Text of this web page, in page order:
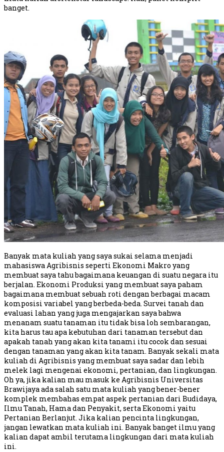
banget.
Banyak mata kuliah yang saya sukai selama menjadi
mahasiswa Agribisnis seperti Ekonomi Makro yang
membuat saya tahu bagaimana keuangan di suatu negara itu
berjalan. Ekonomi Produksi yang membuat saya paham
bagaimana membuat sebuah roti dengan berbagai macam
komposisi variabel yang berbeda-beda. Survei tanah dan
evaluasi lahan yang juga mengajarkan saya bahwa
menanam suatu tanaman itu tidak bisa loh sembarangan,
kita harus tau apa kebutuhan dari tanaman tersebut dan
apakah tanah yang akan kita tanami itu cocok dan sesuai
dengan tanaman yang akan kita tanam. Banyak sekali mata
kuliah di Agribisnis yang membuat saya sadar dan lebih
melek lagi mengenai ekonomi, pertanian, dan lingkungan.
Oh ya, jika kalian mau masuk ke Agribisnis Universitas
Brawijaya ada salah satu mata kuliah yang bener-bener
komplek membahas empat aspek pertanian dari Budidaya,
Ilmu Tanah, Hama dan Penyakit, serta Ekonomi yaitu
Pertanian Berlanjut. Jika kalian pencinta lingkungan,
jangan lewatkan mata kuliah ini. Banyak banget ilmu yang
kalian dapat ambil terutama lingkungan dari mata kuliah
ini.